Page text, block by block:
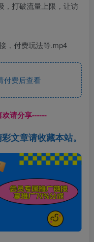
，打破流量上限，让访
，付费玩法等.mp4
费后查看
请分享------
文章请收藏本站。